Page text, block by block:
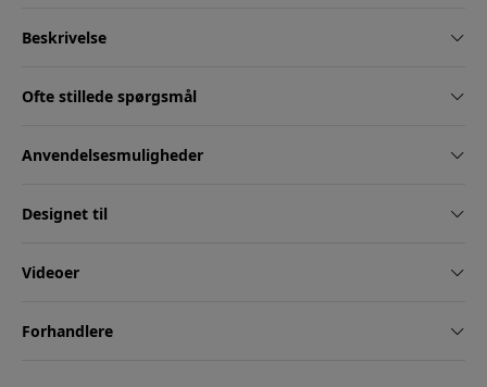
Beskrivelse
Ofte stillede spørgsmål
Anvendelsesmuligheder
Designet til
Videoer
Forhandlere